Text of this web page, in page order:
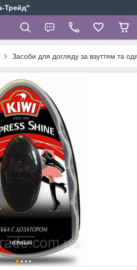
Трейд"
Засоби для догляду за взуттям та